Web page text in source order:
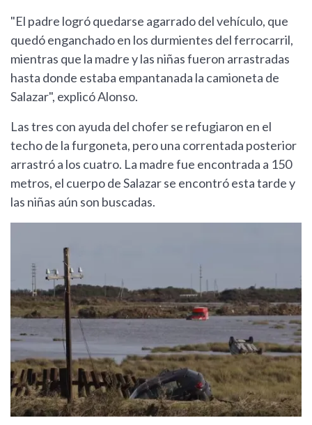
"El padre logró quedarse agarrado del vehículo, que
quedó enganchado en los durmientes del ferrocarril,
mientras que la madre y las niñas fueron arrastradas
hasta donde estaba empantanada la camioneta de
Salazar", explicó Alonso.
Las tres con ayuda del chofer se refugiaron en el
techo de la furgoneta, pero una correntada posterior
arrastró a los cuatro. La madre fue encontrada a 150
metros, el cuerpo de Salazar se encontró esta tarde y
las niñas aún son buscadas.